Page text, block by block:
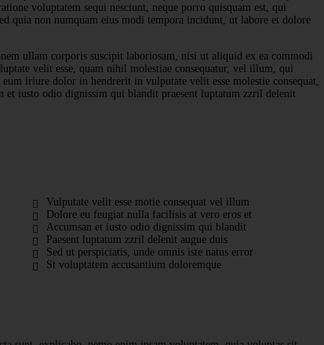
voluptatem sequi nesciunt, neque porro quisquam est, qui
quia non numquam eius modi tempora incidunt, ut labore et dolore
ullam corporis suscipit laboriosam, nisi ut aliquid ex ea commodi
velit esse, quam nihil molestiae consequatur, vel illum, qui
iriure dolor in hendrerit in vulputate velit esse molestie consequat,
iusto odio dignissim qui blandit praesent luptatum zzril delenit
Vulputate velit esse motie consequat vel illum
Dolore eu feugiat nulla facilisis at vero eros et
Accumsan et iusto odio dignissim qui blandit
Paesent luptatum zzril delenit augue duis
Sed ut perspiciatis, unde omnis iste natus error
St voluptatem accusantium doloremque